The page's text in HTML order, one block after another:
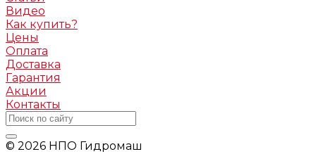
Видео
Как купить?
Цены
Оплата
Доставка
Гарантия
Акции
Контакты
© 2026 НПО Гидромаш